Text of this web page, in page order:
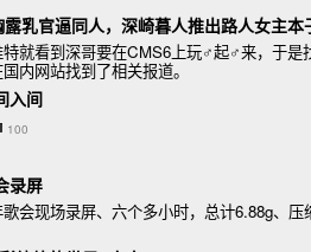
乳官逼同人，深崎暮人推出路人女主本
就看到深哥要在CMS6上玩♂起♂来，于是
内网站找到了相关报道。
入间
100
录屏
会现场录屏、六个多小时，总计6.88g、压